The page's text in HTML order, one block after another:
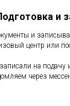
и
и
центр или
на подачу
через